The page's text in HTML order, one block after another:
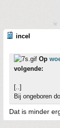
incel
Op
volgende:
[..]
Bij ongeboren
Dat is minder